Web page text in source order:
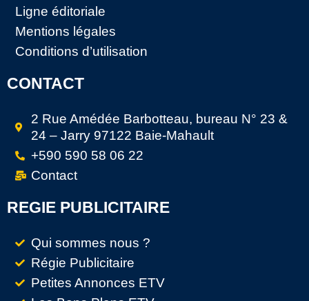
Ligne éditoriale
Mentions légales
Conditions d’utilisation
CONTACT
2 Rue Amédée Barbotteau, bureau N° 23 &
24 – Jarry 97122 Baie-Mahault
+590 590 58 06 22
Contact
REGIE PUBLICITAIRE
Qui sommes nous ?
Régie Publicitaire
Petites Annonces ETV